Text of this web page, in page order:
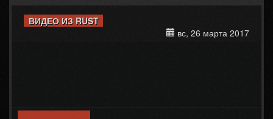
ВИДЕО ИЗ RUST
вс, 26 марта 2017